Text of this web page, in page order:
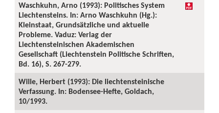
Waschkuhn, Arno (1993): Politisches System
Liechtensteins. In: Arno Waschkuhn (Hg.):
Kleinstaat, Grundsätzliche und aktuelle
Probleme. Vaduz: Verlag der
Liechtensteinischen Akademischen
Gesellschaft (Liechtenstein Politische Schriften,
Bd. 16), S. 267-279.
Wille, Herbert (1993): Die liechtensteinische
Verfassung. In: Bodensee-Hefte, Goldach,
10/1993.